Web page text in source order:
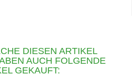
DIESEN ARTIKEL
AUCH FOLGENDE
GEKAUFT: